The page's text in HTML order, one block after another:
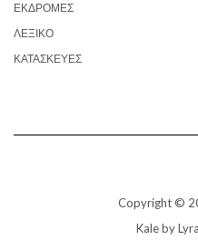
ΕΚΔΡΟΜΈΣ
ΛΕΞΙΚΌ
ΚΑΤΑΣΚΕΥΈΣ
Copyright ©
Kaleby